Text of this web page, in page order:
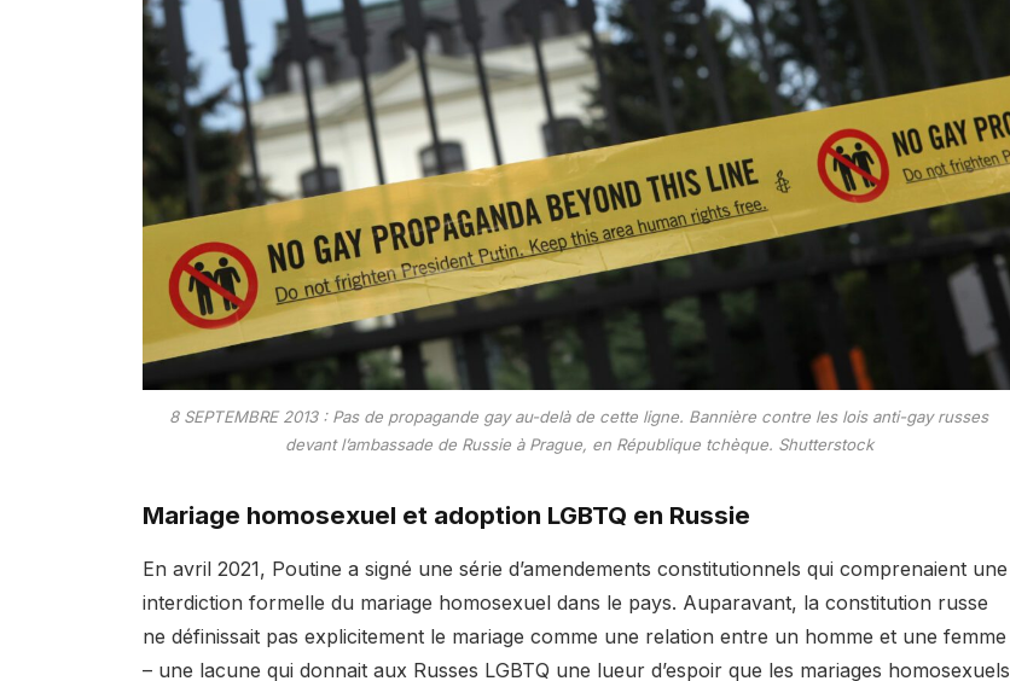
8 SEPTEMBRE 2013 : Pas de propagande gay au-delà de cette ligne. Bannière contre les lois anti-gay russes
devant l’ambassade de Russie à Prague, en République tchèque. Shutterstock
Mariage homosexuel et adoption LGBTQ en Russie
En avril 2021, Poutine a signé une série d’amendements constitutionnels qui comprenaient une
interdiction formelle du mariage homosexuel dans le pays. Auparavant, la constitution russe
ne définissait pas explicitement le mariage comme une relation entre un homme et une femme
– une lacune qui donnait aux Russes LGBTQ une lueur d’espoir que les mariages homosexuels